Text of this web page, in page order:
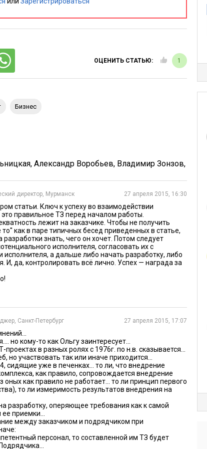
напрямую, для удобства.
по Ctrl+Alt+P.
ничего не знаем.
может, там есть.
документацию к продукту?!
и мало времени. Пока!
такой исполнитель подучит матчасть, научится
обращать внимание на их пожелания и просьбы.
несколько жертв останутся один на один с
кстати, может и не оказаться нужных им ответов.
всегда гарантия хорошего качества. Буквально –
Никто хамить на первых встречах не станет,
Затем, получив заказ, одни просто расслабятся,
третьи действительно поймут, чего требуется
И как же выбирать партнера по
IT-подрядчика
бесед, похожих на недобрые анекдоты,
ОЦЕНИТЬ СТАТЬЮ: 1
бизнес
, Александр Воробьев, Владимир Зонзов,
директор, Мурманск 27 апреля 2015, 16:30
статьи. Ключ к успеху во взаимодействии
правильное ТЗ перед началом работы.
лежит на заказчике. Чтобы не получить
как в паре типичных бесед приведенных в статье,
знать, чего он хочет. Потом следует
исполнителя, согласовать их с
а дальше либо начать разработку, либо
И, да, контролировать всё лично. Успех — награда за
Санкт-Петербург 27 апреля 2015, 17:07
но кому-то как Ольгу заинтересует...
в разных ролях с 1976г. по н.в. сказывается...
но участвовать так или иначе приходится...
сидящие уже в печенках... то ли, что внедрение
как правило, сопровождается внедрение
оных как правило не работает... то ли принцип первого
то ли измеримость результатов внедрения на
разработку, оперяющее требования как к самой
приемки...
между заказчиком и подрядчиком при
персонал, то составленной им ТЗ будет